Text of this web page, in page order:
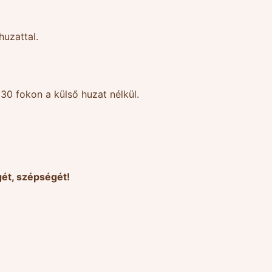
fokon a külső huzat nélkül.
szépségét!